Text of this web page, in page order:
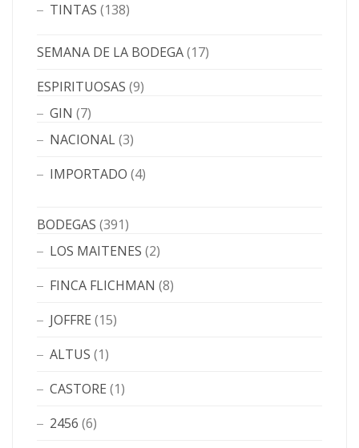
TINTAS (138)
SEMANA DE LA BODEGA(17)
ESPIRITUOSAS (9)
GIN (7)
NACIONAL(3)
IMPORTADO (4)
BODEGAS (391)
LOS MAITENES (2)
FINCA FLICHMAN (8)
JOFFRE (15)
ALTUS (1)
CASTORE (1)
2456 (6)